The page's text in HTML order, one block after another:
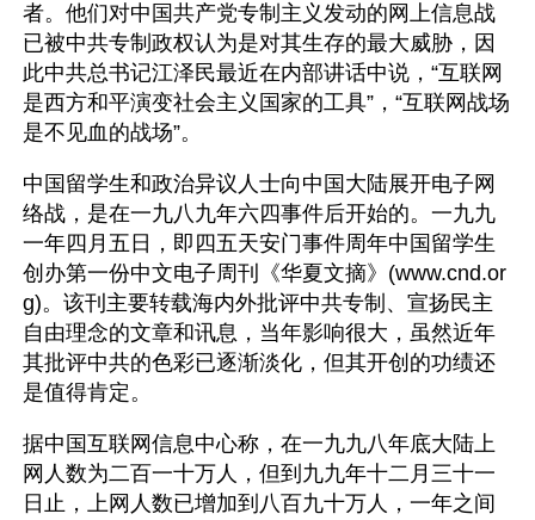
者。他们对中国共产党专制主义发动的网上信息战
已被中共专制政权认为是对其生存的最大威胁，因
此中共总书记江泽民最近在内部讲话中说，“互联网
是西方和平演变社会主义国家的工具”，“互联网战场
是不见血的战场”。
中国留学生和政治异议人士向中国大陆展开电子网
络战，是在一九八九年六四事件后开始的。一九九
一年四月五日，即四五天安门事件周年中国留学生
创办第一份中文电子周刊《华夏文摘》(www.cnd.or
g)。该刊主要转载海内外批评中共专制、宣扬民主
自由理念的文章和讯息，当年影响很大，虽然近年
其批评中共的色彩已逐渐淡化，但其开创的功绩还
是值得肯定。
据中国互联网信息中心称，在一九九八年底大陆上
网人数为二百一十万人，但到九九年十二月三十一
日止，上网人数已增加到八百九十万人，一年之间